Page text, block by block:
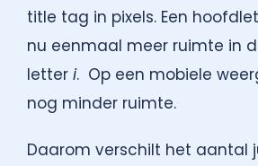
title tag in pixels. Een
nu eenmaal meer ruimte in
letter i. Op een mobiele
nog minder ruimte.
Daarom verschilt het aantal